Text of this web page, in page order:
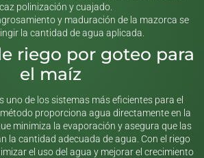
polinización y cuajado.
y maduración de la mazorca se
la cantidad de agua aplicada.
riego por goteo para
el maíz
uno de los sistemas más eficientes para el
proporciona agua directamente en la
minimiza la evaporación y asegura que las
la cantidad adecuada de agua. Con el riego
el uso del agua y mejorar el crecimiento